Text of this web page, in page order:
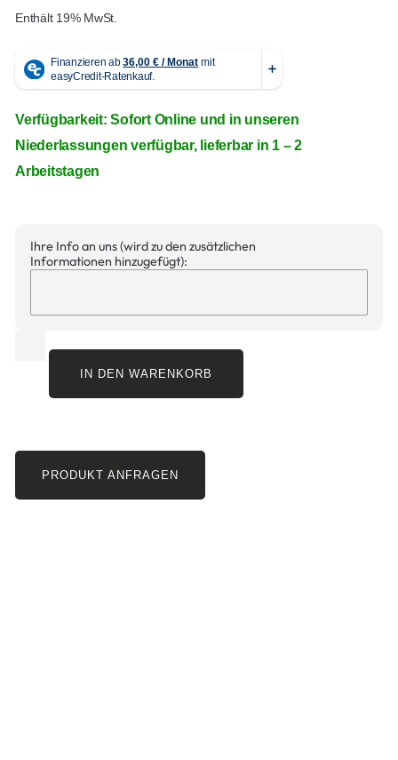
Enthält 19% MwSt.
Verfügbarkeit: Sofort Online und in unseren
Niederlassungen verfügbar, lieferbar in 1 – 2
Arbeitstagen
Ihre Info an uns (wird zu den zusätzlichen
Informationen hinzugefügt):
IN DEN WARENKORB
PRODUKT ANFRAGEN